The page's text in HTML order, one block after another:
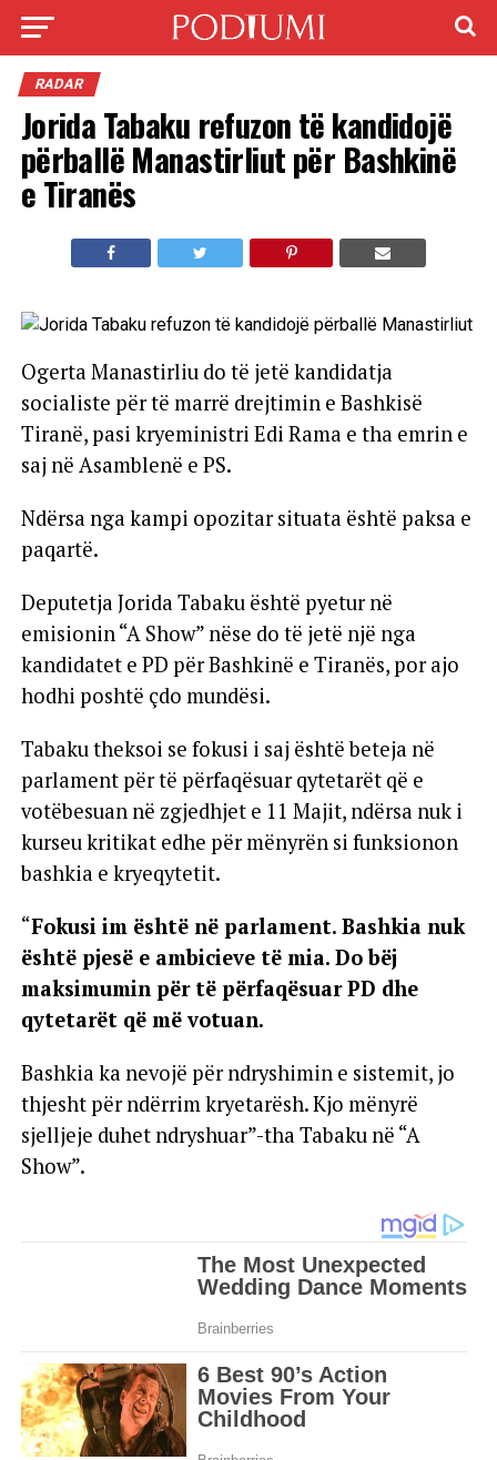
RADAR
Jorida Tabaku refuzon të kandidojë
përballë Manastirliut për Bashkinë
e Tiranës
Ogerta Manastirliu do të jetë kandidatja
socialiste për të marrë drejtimin e Bashkisë
Tiranë, pasi kryeministri Edi Rama e tha emrin e
saj në Asamblenë e PS.
Ndërsa nga kampi opozitar situata është paksa e
paqartë.
Deputetja Jorida Tabaku është pyetur në
emisionin “A Show” nëse do të jetë një nga
kandidatet e PD për Bashkinë e Tiranës, por ajo
hodhi poshtë çdo mundësi.
Tabaku theksoi se fokusi i saj është beteja në
parlament për të përfaqësuar qytetarët që e
votëbesuan në zgjedhjet e 11 Majit, ndërsa nuk i
kurseu kritikat edhe për mënyrën si funksionon
bashkia e kryeqytetit.
“Fokusi im është në parlament. Bashkia nuk
është pjesë e ambicieve të mia. Do bëj
maksimumin për të përfaqësuar PD dhe
qytetarët që më votuan.
Bashkia ka nevojë për ndryshimin e sistemit, jo
thjesht për ndërrim kryetarësh. Kjo mënyrë
sjelljeje duhet ndryshuar”-tha Tabaku në “A
Show”.